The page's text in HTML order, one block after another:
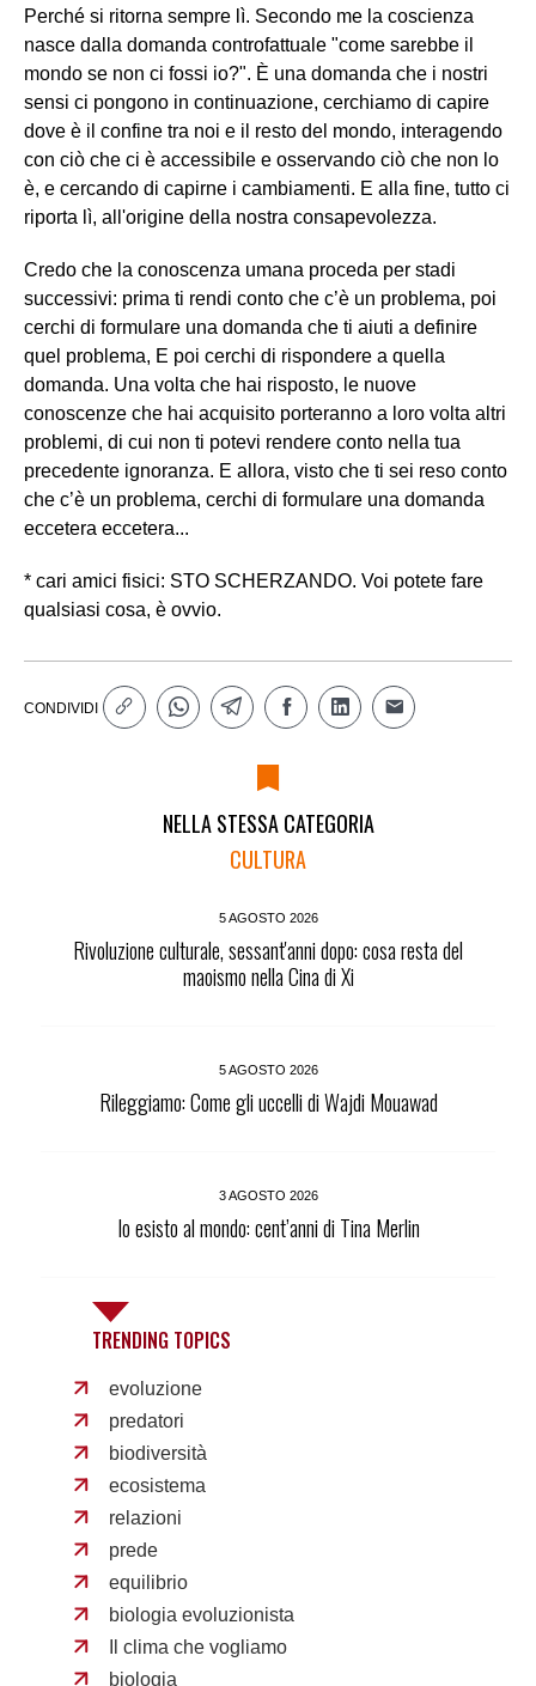
Perché si ritorna sempre lì. Secondo me la coscienza
nasce dalla domanda controfattuale "come sarebbe il
mondo se non ci fossi io?". È una domanda che i nostri
sensi ci pongono in continuazione, cerchiamo di capire
dove è il confine tra noi e il resto del mondo, interagendo
con ciò che ci è accessibile e osservando ciò che non lo
è, e cercando di capirne i cambiamenti. E alla fine, tutto ci
riporta lì, all'origine della nostra consapevolezza.
Credo che la conoscenza umana proceda per stadi
successivi: prima ti rendi conto che c’è un problema, poi
cerchi di formulare una domanda che ti aiuti a definire
quel problema, E poi cerchi di rispondere a quella
domanda. Una volta che hai risposto, le nuove
conoscenze che hai acquisito porteranno a loro volta altri
problemi, di cui non ti potevi rendere conto nella tua
precedente ignoranza. E allora, visto che ti sei reso conto
che c’è un problema, cerchi di formulare una domanda
eccetera eccetera...
* cari amici fisici: STO SCHERZANDO. Voi potete fare
qualsiasi cosa, è ovvio.
CONDIVIDI
NELLA STESSA CATEGORIA
CULTURA
5 AGOSTO 2026
Rivoluzione culturale, sessant'anni dopo: cosa resta del
maoismo nella Cina di Xi
5 AGOSTO 2026
Rileggiamo: Come gli uccelli di Wajdi Mouawad
3 AGOSTO 2026
Io esisto al mondo: cent’anni di Tina Merlin
TRENDING TOPICS
evoluzione
predatori
biodiversità
ecosistema
relazioni
prede
equilibrio
biologia evoluzionista
Il clima che vogliamo
biologia